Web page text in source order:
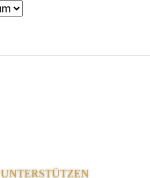
UNTERSTÜTZEN